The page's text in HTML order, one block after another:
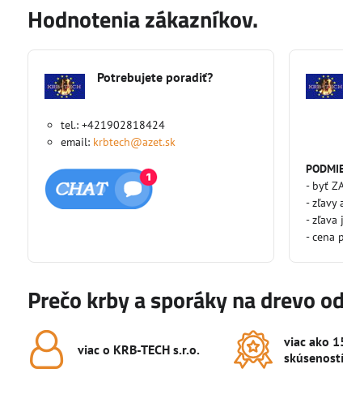
Hodnotenia zákazníkov.
Potrebujete poradiť?
tel.: +421902818424
email: krbtech@azet.sk
- byť
- zľavy
- zľava
- cena
Prečo krby a sporáky na drevo
viac o KRB-TECH s​.r​.o​.
viac ako
skúseností